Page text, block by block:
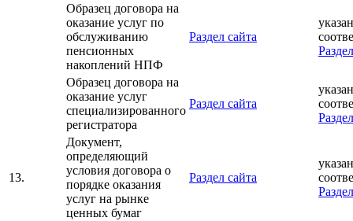
Образец договора на
оказание услуг по
обслуживанию
пенсионных
накоплений НПФ
Раздел сайта
Образец договора на
оказание услуг
специализированного
регистратора
Раздел сайта
13.
Документ,
определяющий
условия договора о
порядке оказания
услуг на рынке
ценных бумаг
Раздел сайта